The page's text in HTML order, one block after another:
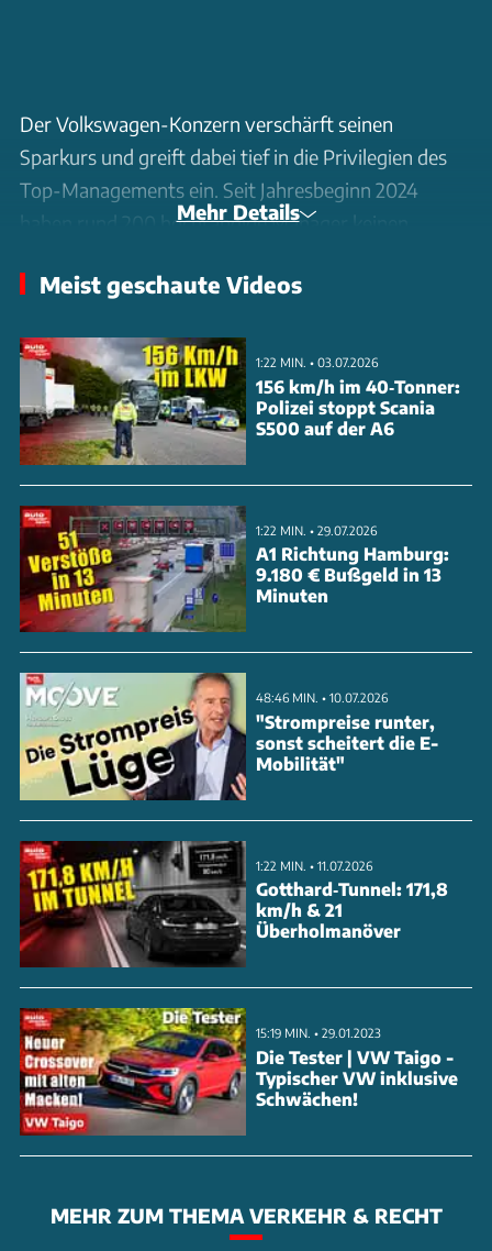
Der Volkswagen-Konzern verschärft seinen
Sparkurs und greift dabei tief in die Privilegien des
Top-Managements ein. Seit Jahresbeginn 2024
haben rund 200 hochrangige Manager keinen
bislang großzügige Regelung, die Führungskräften
garantierte, wird damit deutlich eingeschränkt.
Besonders brisant: Erste betroffene Manager
wehren sich bereits juristisch und haben Klagen vor
dem Arbeitsgericht Braunschweig eingereicht.
Ausgenommen von der Neuregelung sind lediglich
Porsche-Manager und Konzernvorstände wie VW-
Chef Oliver Blume.
Die Maßnahme ist Teil des konzernweiten
Effizienzprogramms, das bis 2026 jährliche
Einsparungen von zehn Milliarden Euro erzielen soll.
Pikantes Detail aus Unternehmenskreisen
Mehr Details
Meist geschaute Videos
1:22 MIN. • 03.07.2026
156 km/h im 40‑Tonner:
Polizei stoppt Scania
S500 auf der A6
1:22 MIN. • 29.07.2026
A1 Richtung Hamburg:
9.180 € Bußgeld in 13
Minuten
48:46 MIN. • 10.07.2026
"Strompreise runter,
sonst scheitert die E-
Mobilität"
1:22 MIN. • 11.07.2026
Gotthard‑Tunnel: 171,8
km/h & 21
Überholmanöver
15:19 MIN. • 29.01.2023
Die Tester | VW Taigo -
Typischer VW inklusive
Schwächen!
MEHR ZUM THEMA VERKEHR & RECHT